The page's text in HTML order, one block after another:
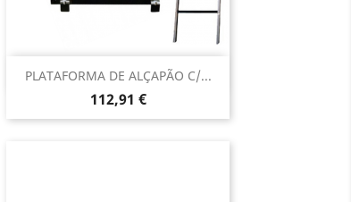
PLATAFORMA DE ALÇAPÃO C/...
Preço
112,91 €
Vista rápida